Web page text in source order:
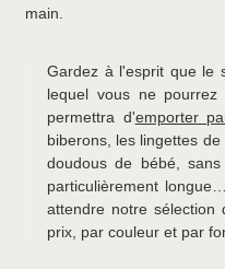
main.
Gardez à l'esprit que le
lequel vous ne
permettra d'emporter
biberons, les lingettes
doudous de bébé,
particulièrement
attendre notre sélection
prix, par couleur et par